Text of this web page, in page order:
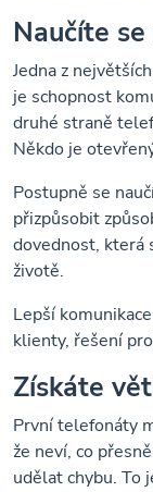
Naučíte
Jedna z
je schopnost
druhé straně
Někdo je
Postupně se
přizpůsobit
dovednost, která
životě.
Lepší
klienty, řešení
Získáte
První telefonáty
že neví, co
udělat chybu. To